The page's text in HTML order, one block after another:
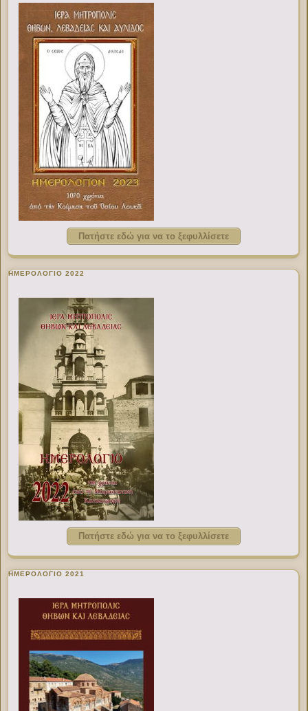
Πατήστε εδώ για να το ξεφυλλίσετε
ΗΜΕΡΟΛΟΓΙΟ 2022
Πατήστε εδώ για να το ξεφυλλίσετε
ΗΜΕΡΟΛΟΓΙΟ 2021